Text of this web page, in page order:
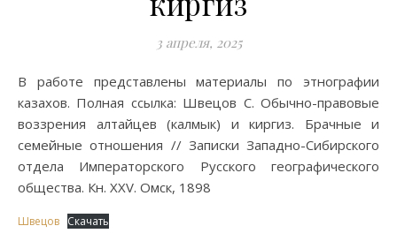
3 апреля, 2025
В работе представлены материалы по этнографии
казахов. Полная ссылка: Швецов С. Обычно-правовые
воззрения алтайцев (калмык) и киргиз. Брачные и
семейные отношения // Записки Западно-Сибирского
отдела Императорского Русского географического
общества. Кн. XXV. Омск, 1898
Швецов Скачать